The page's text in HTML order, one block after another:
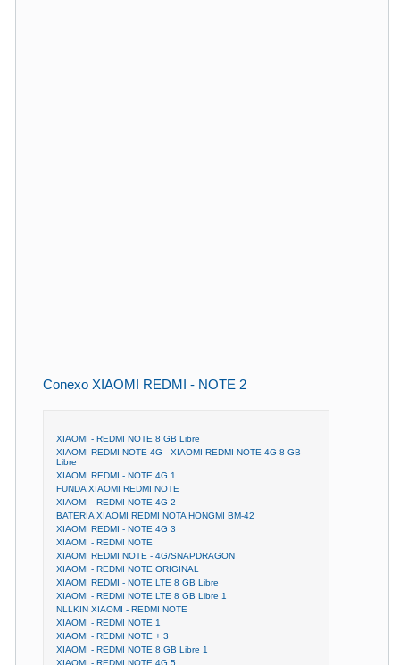
Conexo XIAOMI REDMI - NOTE 2
XIAOMI - REDMI NOTE 8 GB Libre
XIAOMI REDMI NOTE 4G - XIAOMI REDMI NOTE 4G 8 GB
Libre
XIAOMI REDMI - NOTE 4G 1
FUNDA XIAOMI REDMI NOTE
XIAOMI - REDMI NOTE 4G 2
BATERIA XIAOMI REDMI NOTA HONGMI BM-42
XIAOMI REDMI - NOTE 4G 3
XIAOMI - REDMI NOTE
XIAOMI REDMI NOTE - 4G/SNAPDRAGON
XIAOMI - REDMI NOTE ORIGINAL
XIAOMI REDMI - NOTE LTE 8 GB Libre
XIAOMI - REDMI NOTE LTE 8 GB Libre 1
NLLKIN XIAOMI - REDMI NOTE
XIAOMI - REDMI NOTE 1
XIAOMI - REDMI NOTE + 3
XIAOMI - REDMI NOTE 8 GB Libre 1
XIAOMI - REDMI NOTE 4G 5